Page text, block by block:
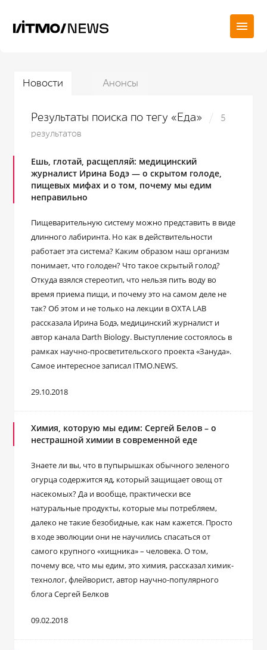
Новости Анонсы
Результаты поиска по тегу «Еда»
5
результатов
Ешь, глотай, расщепляй: медицинский
журналист Ирина Бодэ — о скрытом голоде,
пищевых мифах и о том, почему мы едим
неправильно
Пищеварительную систему можно представить в виде
длинного лабиринта. Но как в действительности
работает эта система? Каким образом наш организм
понимает, что голоден? Что такое скрытый голод?
Откуда взялся стереотип, что нельзя пить воду во
время приема пищи, и почему это на самом деле не
так? Об этом и не только на лекции в ОХТА LAB
рассказала Ирина Бодэ, медицинский журналист и
автор канала Darth Biology. Выступление состоялось в
рамках научно-просветительского проекта «Зануда».
Самое интересное записал ITMO.NEWS.
29.10.2018
Химия, которую мы едим: Сергей Белов – о
нестрашной химии в современной еде
Знаете ли вы, что в пупырышках обычного зеленого
огурца содержится яд, который защищает овощ от
насекомых? Да и вообще, практически все
натуральные продукты, которые мы потребляем,
далеко не такие безобидные, как нам кажется. Просто
в ходе эволюции они не научились спасаться от
самого крупного «хищника» – человека. О том,
почему все, что мы едим, это химия, рассказал химик-
технолог, флейворист, автор научно-популярного
блога Сергей Белков
09.02.2018